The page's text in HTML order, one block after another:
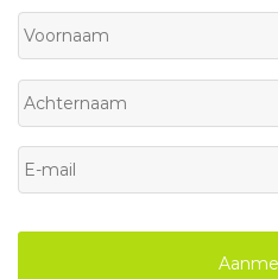
Voornaam
Achternaam
E-
mail *